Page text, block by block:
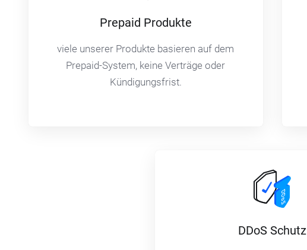
Prepaid Produkte
viele unserer Produkte basieren auf dem
Prepaid-System, keine Verträge oder
Kündigungsfrist.
DDoS Schutz